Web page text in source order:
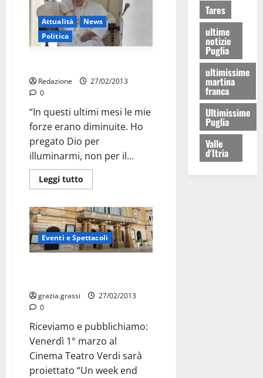
Attualità
News
Politica
Redazione
27/02/2013
0
“In questi ultimi mesi le mie
forze erano diminuite. Ho
pregato Dio per
illuminarmi, non per il...
Leggi tutto
Eventi e Spettacoli
grazia.grassi
27/02/2013
0
Riceviamo e pubblichiamo:
Venerdì 1° marzo al
Cinema Teatro Verdi sarà
proiettato “Un week end
Tares
ultime
notizie
Puglia
ultimissime
martina
franca
Ultimissime
Puglia
Valle
d'Itria